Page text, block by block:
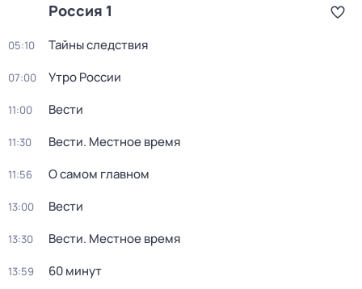
Россия 1
05:10 Тайны следствия
07:00 Утро России
11:00 Вести
11:30 Вести. Местное время
11:56 О самом главном
13:00 Вести
13:30 Вести. Местное время
13:59 60 минут